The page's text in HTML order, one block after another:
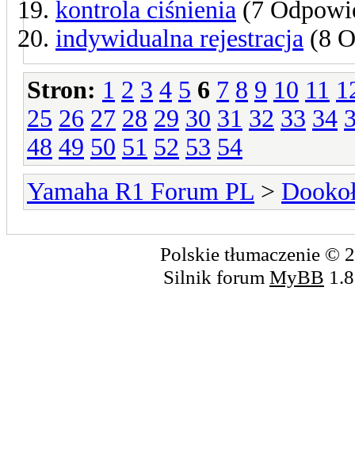
kontrola ciśnienia (7
indywidualna rejestracja (8
Stron: 1 2 3 4 5 6 7 8 9 10 11
25 26 27 28 29 30 31 32 33 34
48 49 50 51 52 53 54
Yamaha R1 Forum PL >
Polskie tłumaczenie ©
Silnik forum MyBB